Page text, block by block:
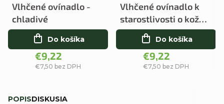
Vlhčené ovínadlo -
chladivé
€7,50 bez DPH
€9,22
Do košíka
Vlhčené ovínadlo k
starostlivosti o kožu
po pomliaždeninách
€7,50 bez DPH
€9,22
Do košíka
POPISDISKUSIA